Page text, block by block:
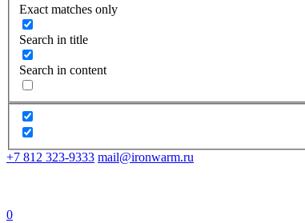
Exact matches only
Search in title
Search in content
+7 812 323-9333 mail@ironwarm.ru
0